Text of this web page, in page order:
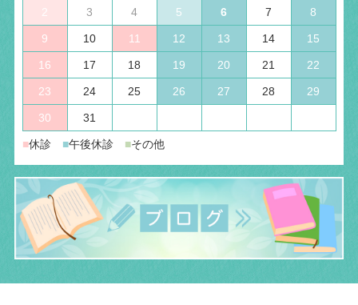
2 3 4 5 6 7 8
9 10 11 12 13 14 15
16 17 18 19 20 21 22
23 24 25 26 27 28 29
30 31
■休診 ■午後休診 ■その他